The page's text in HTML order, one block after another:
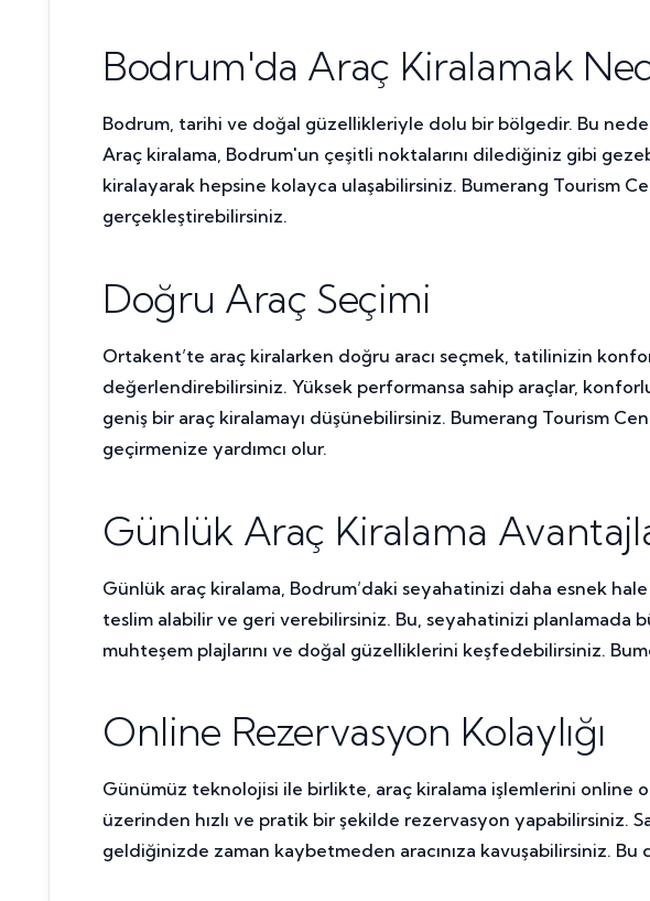
Bodrum'da Araç Kiralamak
Bodrum, tarihi ve doğal güzellikleriyle dolu bir bölgedir. Bu
Araç kiralama, Bodrum'un çeşitli noktalarını dilediğiniz gibi
kiralayarak hepsine kolayca ulaşabilirsiniz. Bumerang Tourism
gerçekleştirebilirsiniz.
Doğru Araç Seçimi
Ortakent’te araç kiralarken doğru aracı seçmek, tatilinizin
değerlendirebilirsiniz. Yüksek performansa sahip araçlar,
geniş bir araç kiralamayı düşünebilirsiniz. Bumerang Tourism
geçirmenize yardımcı olur.
Günlük Araç Kiralama
Günlük araç kiralama, Bodrum’daki seyahatinizi daha esnek
teslim alabilir ve geri verebilirsiniz. Bu, seyahatinizi planlamada
muhteşem plajlarını ve doğal güzelliklerini keşfedebilirsiniz.
Online Rezervasyon Kolaylığı
Günümüz teknolojisi ile birlikte, araç kiralama işlemlerini online
üzerinden hızlı ve pratik bir şekilde rezervasyon yapabilirsiniz.
geldiğinizde zaman kaybetmeden aracınıza kavuşabilirsiniz. Bu